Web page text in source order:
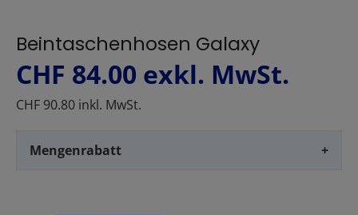
Beintaschenhosen Galaxy
CHF 84.00 exkl. MwSt.
CHF 90.80 inkl. MwSt.
Mengenrabatt +